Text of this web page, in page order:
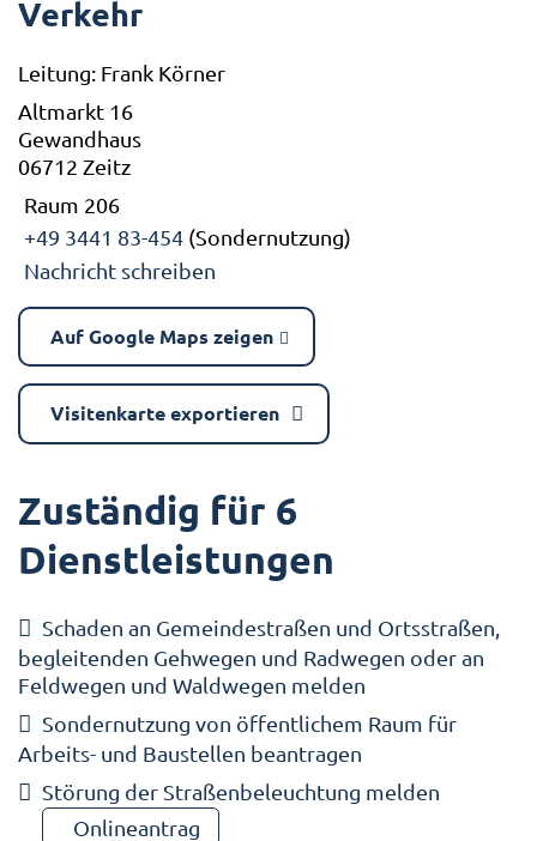
Verkehr
Leitung: Frank Körner
Altmarkt 16
Gewandhaus
06712 Zeitz
Raum 206
+49 3441 83-454 (Sondernutzung)
Nachricht schreiben
Auf Google Maps zeigen
Visitenkarte exportieren
Zuständig für 6
Dienstleistungen
Schaden an Gemeindestraßen und Ortsstraßen,
begleitenden Gehwegen und Radwegen oder an
Feldwegen und Waldwegen melden
Sondernutzung von öffentlichem Raum für
Arbeits- und Baustellen beantragen
Störung der Straßenbeleuchtung melden
Onlineantrag